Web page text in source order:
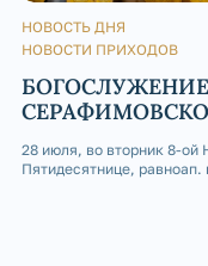
НОВОСТЬ ДНЯ
НОВОСТИ ПРИХОДОВ
28 июля, во вторник 8-ой
Пятидесятнице, равноап.